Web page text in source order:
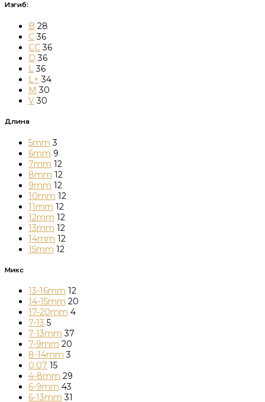
Изгиб:
B 28
C 36
CC 36
D 36
L 36
L+ 34
M 30
V 30
Длина
5mm 3
6mm 9
7mm 12
8mm 12
9mm 12
10mm 12
11mm 12
12mm 12
13mm 12
14mm 12
15mm 12
Микс
13-16mm 12
14-15mm 20
17-20mm 4
7-13 5
7-13mm 37
7-9mm 20
8-14mm 3
0.07 15
4-8mm 29
6-9mm 43
6-13mm 31